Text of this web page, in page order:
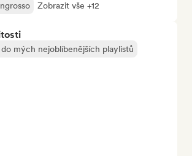
Zobrazit vše +12
mých nejoblíbenějších playlistů